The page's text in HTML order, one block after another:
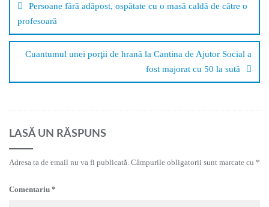
Persoane fără adăpost, ospătate cu o masă caldă de către o
profesoară
Cuantumul unei porţii de hrană la Cantina de Ajutor Social a
fost majorat cu 50 la sută
LASĂ UN RĂSPUNS
Adresa ta de email nu va fi publicată. Câmpurile obligatorii sunt marcate cu *
Comentariu *